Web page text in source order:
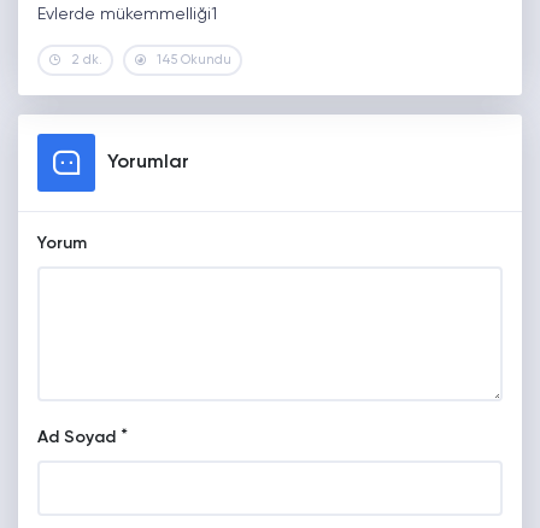
Evlerde mükemmelliği1
2 dk. 145 Okundu
Yorumlar
Yorum
Ad Soyad *